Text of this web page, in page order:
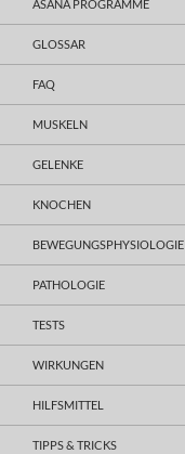
ASANA PROGRAMME
GLOSSAR
FAQ
MUSKELN
GELENKE
KNOCHEN
BEWEGUNGSPHYSIOLOGIE
PATHOLOGIE
TESTS
WIRKUNGEN
HILFSMITTEL
TIPPS & TRICKS